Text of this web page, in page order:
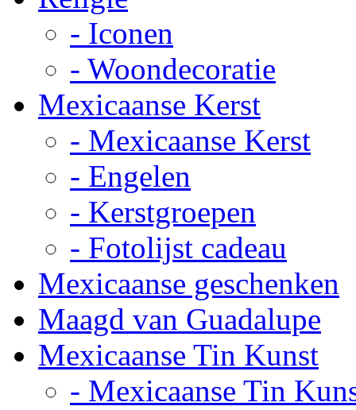
- Iconen
- Woondecoratie
Mexicaanse Kerst
- Mexicaanse Kerst
- Engelen
- Kerstgroepen
- Fotolijst cadeau
Mexicaanse geschenken
Maagd van Guadalupe
Mexicaanse Tin Kunst
- Mexicaanse Tin